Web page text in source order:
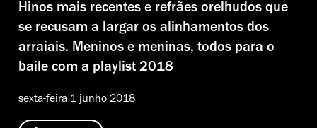
Hinos mais recentes e refrães orelhudos que
se recusam a largar os alinhamentos dos
arraiais. Meninos e meninas, todos para o
baile com a playlist 2018
sexta-feira 1 junho 2018